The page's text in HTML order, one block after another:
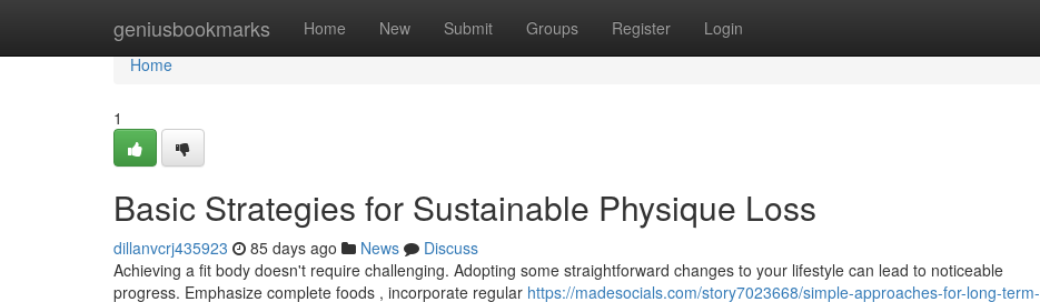
geniusbookmarks Home New Submit Groups Register Login
Home
Home
1
Basic Strategies for Sustainable Physique Loss
dillanvcrj435923 85 days ago News
Discuss
Achieving a fit body doesn't require challenging. Adopting some straightforward changes to your lifestyle can lead to noticeable
progress. Emphasize complete foods , incorporate regular https://madesocials.com/story7023668/simple-approaches-for-long-term-